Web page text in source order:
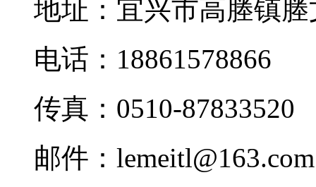
地址：宜兴市高塍镇塍
电话：18861578866
传真：0510-87833520
邮件：lemeitl@163.com